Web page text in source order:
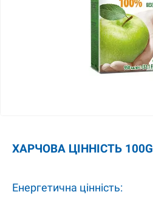
ХАРЧОВА ЦІННІСТЬ 100G
Енергетична цінність: